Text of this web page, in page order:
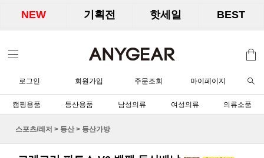
NEW 기획전 핫세일 BEST
로그인 회원가입 주문조회 마이페이지
캠핑용품 등산용품 남성의류 여성의류 의류소품
스포츠/레저 > 등산 > 등산가방